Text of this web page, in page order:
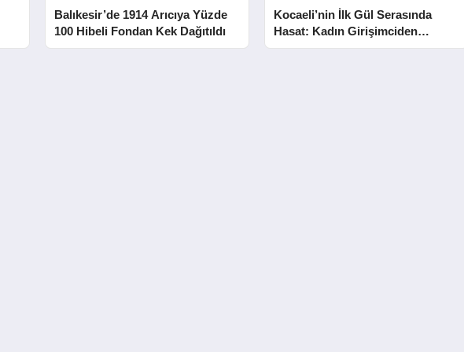
Balıkesir’de 1914 Arıcıya Yüzde
100 Hibeli Fondan Kek Dağıtıldı
Kocaeli’nin İlk Gül Serasında
Hasat: Kadın Girişimciden
Kozmetik Markasına